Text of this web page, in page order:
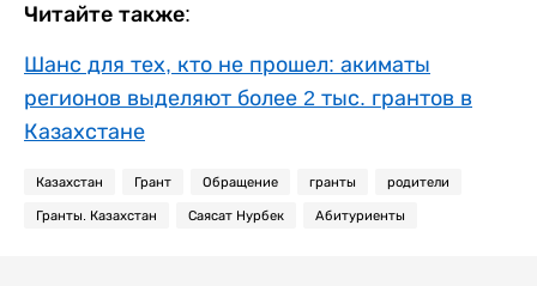
Читайте также:
Шанс для тех, кто не прошел: акиматы
регионов выделяют более 2 тыс. грантов в
Казахстане
Казахстан Грант Обращение гранты родители
Гранты. Казахстан Саясат Нурбек Абитуриенты